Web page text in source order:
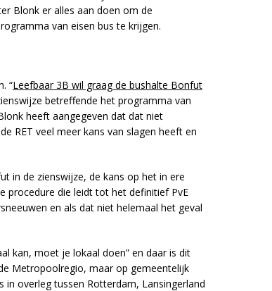
Blonk er alles aan doen om de
van eisen bus te krijgen.
“Leefbaar 3B wil graag de bushalte Bonfut
betreffende het programma van
heeft aangegeven dat dat niet
RET veel meer kans van slagen heeft en
in de zienswijze, de kans op het in ere
procedure die leidt tot het definitief PvE
en als dat niet helemaal het geval
kan, moet je lokaal doen” en daar is dit
Metropoolregio, maar op gemeentelijk
overleg tussen Rotterdam, Lansingerland